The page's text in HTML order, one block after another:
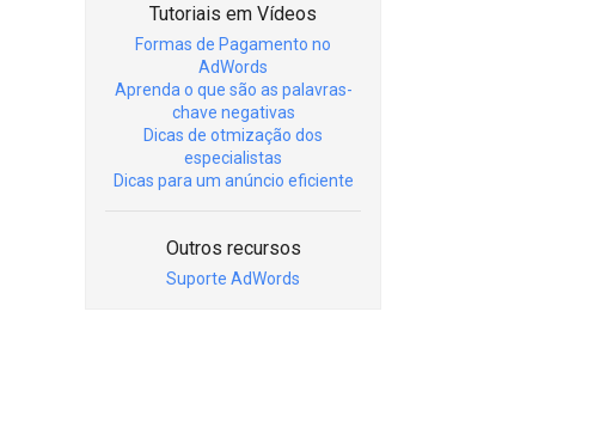
Tutoriais em Vídeos
Formas de Pagamento no
AdWords
Aprenda o que são as palavras-
chave negativas
Dicas de otmização dos
especialistas
Dicas para um anúncio eficiente
Outros recursos
Suporte AdWords